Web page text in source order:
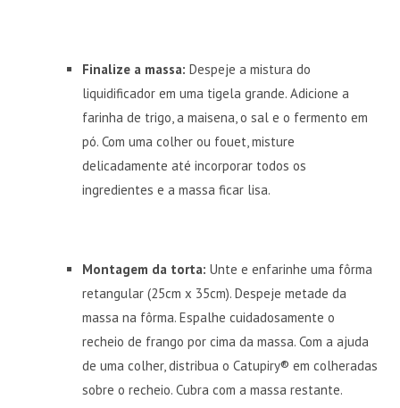
Finalize a massa: Despeje a mistura do
liquidificador em uma tigela grande. Adicione a
farinha de trigo, a maisena, o sal e o fermento em
pó. Com uma colher ou fouet, misture
delicadamente até incorporar todos os
ingredientes e a massa ficar lisa.
Montagem da torta: Unte e enfarinhe uma fôrma
retangular (25cm x 35cm). Despeje metade da
massa na fôrma. Espalhe cuidadosamente o
recheio de frango por cima da massa. Com a ajuda
de uma colher, distribua o Catupiry® em colheradas
sobre o recheio. Cubra com a massa restante.